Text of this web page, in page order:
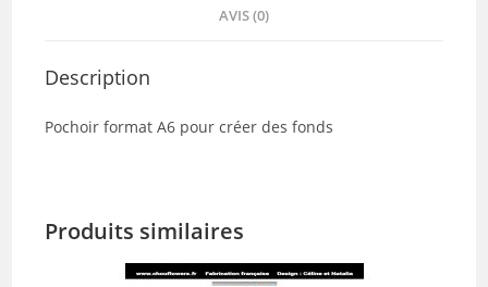
AVIS (0)
Description
Pochoir format A6 pour créer des fonds
Produits similaires